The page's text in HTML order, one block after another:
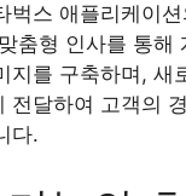
벅스 애플리케이
춤형 인사를 통해
지를 구축하며, 새
전달하여 고객의
다.